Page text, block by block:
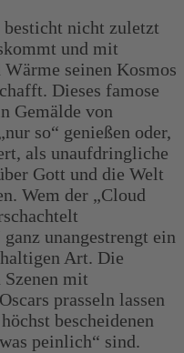
besticht nicht zuletzt
und mit
seinen Kosmos
Dieses famose
Gemälde von
so“ genießen oder,
als unaufdringliche
Gott und die Welt
Wem der „Cloud
unangestrengt ein
Art. Die
mit
prasseln lassen
bescheidenen
peinlich“ sind.